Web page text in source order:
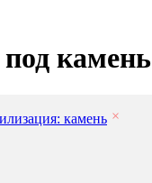
камень
камень